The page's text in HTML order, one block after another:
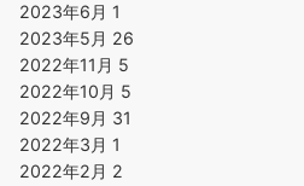
2023年6月 1
2023年5月 26
2022年11月 5
2022年10月 5
2022年9月 31
2022年3月 1
2022年2月 2